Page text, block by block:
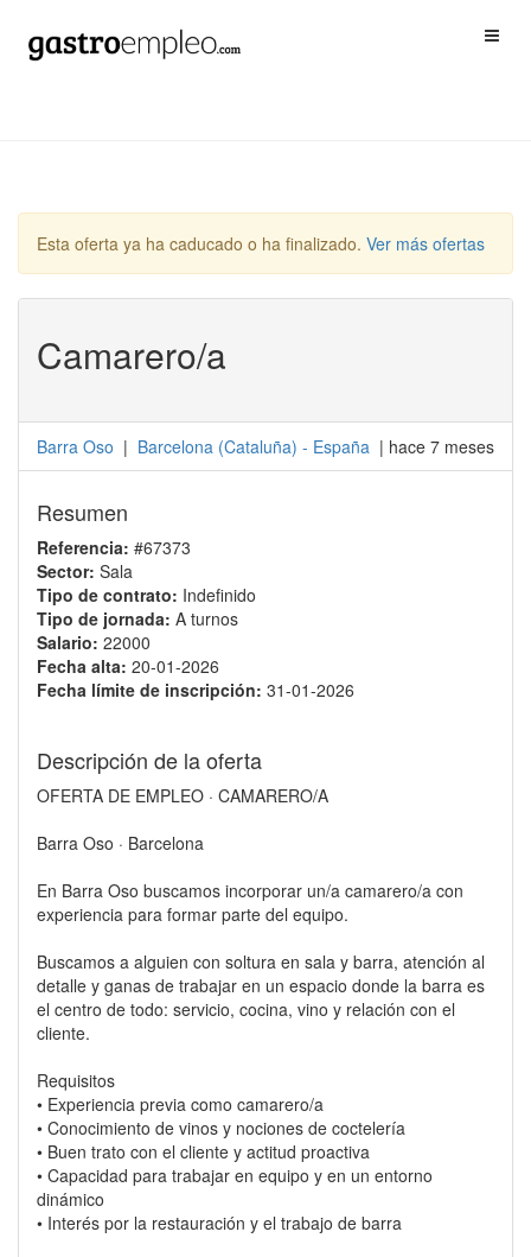
Esta oferta ya ha caducado o ha finalizado. Ver más ofertas
Camarero/a
Barra Oso | Barcelona (Cataluña) - España | hace 7 meses
Resumen
Referencia: #67373
Sector: Sala
Tipo de contrato: Indefinido
Tipo de jornada: A turnos
Salario: 22000
Fecha alta: 20-01-2026
Fecha límite de inscripción: 31-01-2026
Descripción de la oferta
OFERTA DE EMPLEO · CAMARERO/A
Barra Oso · Barcelona
En Barra Oso buscamos incorporar un/a camarero/a con
experiencia para formar parte del equipo.
Buscamos a alguien con soltura en sala y barra, atención al
detalle y ganas de trabajar en un espacio donde la barra es
el centro de todo: servicio, cocina, vino y relación con el
cliente.
Requisitos
• Experiencia previa como camarero/a
• Conocimiento de vinos y nociones de coctelería
• Buen trato con el cliente y actitud proactiva
• Capacidad para trabajar en equipo y en un entorno
dinámico
• Interés por la restauración y el trabajo de barra